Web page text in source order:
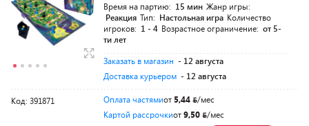
Время на партию: 15 мин Жанр игры:
Реакция Тип: Настольная игра Количество
игроков: 1 - 4 Возрастное ограничение: от 5-
ти лет
Заказать в магазин - 12 августа
Доставка курьером - 12 августа
Код: 391871 Оплата частямиот 5,44
/мес
Картой рассрочкиот9,50 /мес